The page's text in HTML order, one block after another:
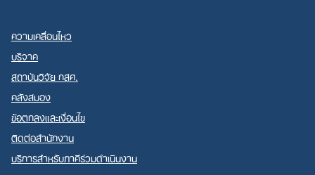
ความเคลื่อนไหว
บริจาค
สถาบันวิจัย กสศ.
คลังสมอง
ข้อตกลงและเงื่อนไข
ติดต่อสำนักงาน
บริการสำหรับภาคีร่วมดำเนินงาน